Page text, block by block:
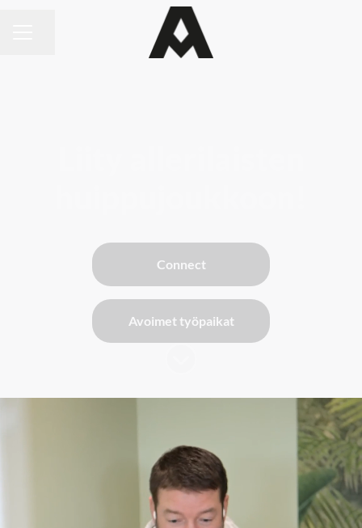
Connect
Avoimet työpaikat
Sinustako seuraava
allerilainen?